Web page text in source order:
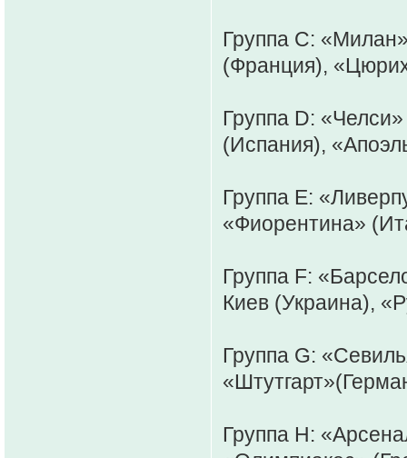
Группа С:
(Франция),
Группа D:
(Испания),
Группа E:
«Фиорентина»
Группа F:
Киев (Украина),
Группа G:
Группа H: